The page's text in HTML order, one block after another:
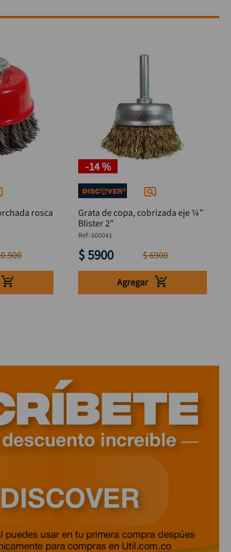
rosca
.900
-14 %
Grata de copa, cobrizada eje ¼”
Blister 2"
:600041
$5900 $6900
Agregar